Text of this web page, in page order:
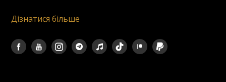
Дізнатися більше